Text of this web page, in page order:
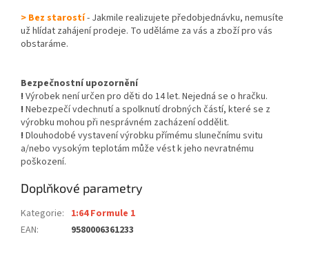
> Bez starostí- Jakmile realizujete předobjednávku, nemusíte
už hlídat zahájení prodeje. To uděláme za vás a zboží pro vás
obstaráme.
Bezpečnostní upozornění
! Výrobek není určen pro děti do 14 let. Nejedná se o hračku.
! Nebezpečí vdechnutí a spolknutí drobných částí, které se z
výrobku mohou při nesprávném zacházení oddělit.
! Dlouhodobé vystavení výrobku přímému slunečnímu svitu
a/nebo vysokým teplotám může vést k jeho nevratnému
poškození.
Doplňkové parametry
Kategorie: 1:64 Formule 1
EAN: 9580006361233